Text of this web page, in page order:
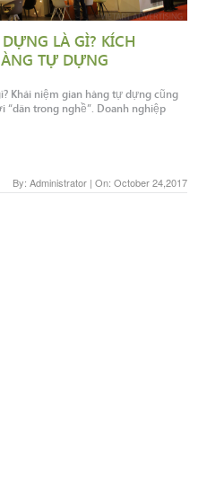
LÀ GÌ? KÍCH
TỰ DỰNG
Khái niệm gian hàng tự dựng cũng
“dân trong nghề”. Doanh nghiệp
By: Administrator | On: October 24,2017